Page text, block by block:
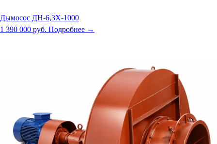
Дымосос ДН-6,3Х-1000
1 390 000 руб. Подробнее →